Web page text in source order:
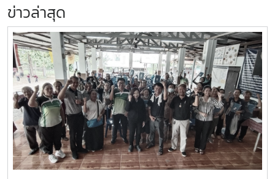
ข่าวล่าสุด